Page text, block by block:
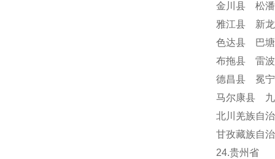
金川县 松
雅江县 新
色达县 巴
布拖县 雷
德昌县 冕
马尔康县
北川羌族自
甘孜藏族自
24.贵州省